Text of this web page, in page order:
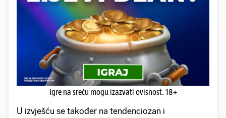
Igre na sreću mogu izazvati ovisnost. 18+
U izvješću se također na tendenciozan i